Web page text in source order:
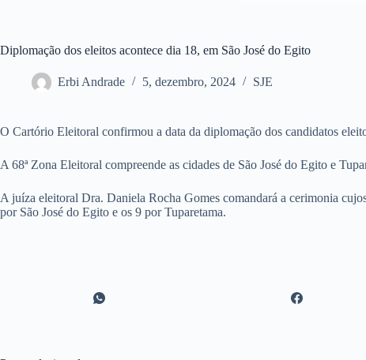
Diplomação dos eleitos acontece dia 18, em São José do Egito
Erbi Andrade 5, dezembro, 2024 SJE
O Cartório Eleitoral confirmou a data da diplomação dos candidatos
A 68ª Zona Eleitoral compreende as cidades de São José do Egito e
A juíza eleitoral Dra. Daniela Rocha Gomes comandará a cerimonia
por São José do Egito e os 9 por Tuparetama.